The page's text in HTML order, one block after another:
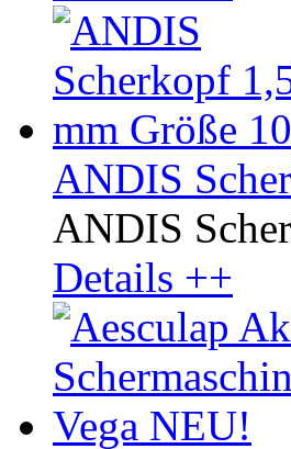
ANDIS
ANDIS
Details ++